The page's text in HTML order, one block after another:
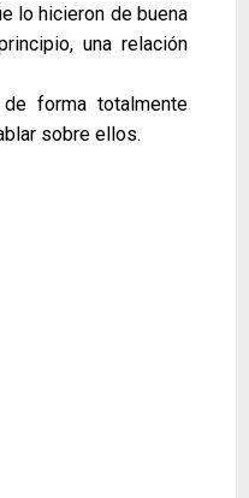
lo hicieron de buena
una relación
forma totalmente
sobre ellos.